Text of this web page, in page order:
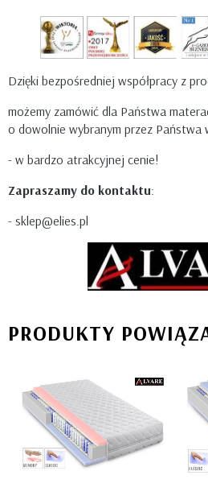
Dzięki bezpośredniej współpracy z
możemy zamówić dla Państwa
o dowolnie wybranym przez Państwa
- w bardzo atrakcyjnej cenie!
Zapraszamy do kontaktu:
- sklep@elies.pl
PRODUKTY